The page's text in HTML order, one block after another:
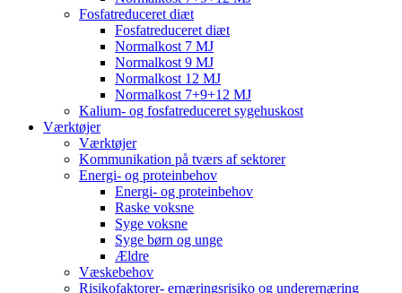
Fosfatreduceret diæt
Fosfatreduceret diæt
Normalkost 7 MJ
Normalkost 9 MJ
Normalkost 12 MJ
Normalkost 7+9+12 MJ
Kalium- og fosfatreduceret sygehuskost
Værktøjer
Værktøjer
Kommunikation på tværs af sektorer
Energi- og proteinbehov
Energi- og proteinbehov
Raske voksne
Syge voksne
Syge børn og unge
Ældre
Væskebehov
Risikofaktorer- ernæringsrisiko og underernæring